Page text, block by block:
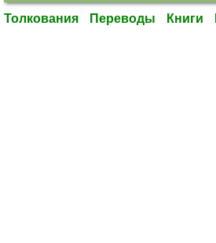
Толкования Переводы Книги